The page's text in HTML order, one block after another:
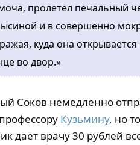
пролетел печальный
и в совершенно
куда она
во двор.»
Соков немедленно
Кузьмину, но
дает врачу 30 рублей